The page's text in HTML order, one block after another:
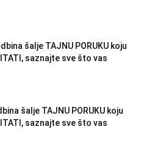
šalje TAJNU PORUKU koju
saznajte sve što vas
šalje TAJNU PORUKU koju
saznajte sve što vas